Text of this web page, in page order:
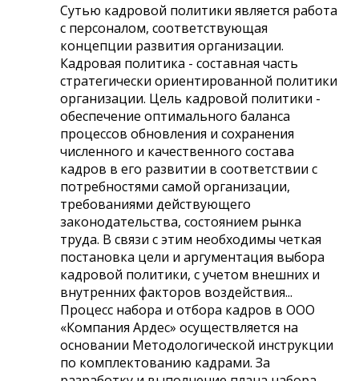
Сутью кадровой политики является работа
с персоналом, соответствующая
концепции развития организации.
Кадровая политика - составная часть
стратегически ориентированной политики
организации. Цель кадровой политики -
обеспечение оптимального баланса
процессов обновления и сохранения
численного и качественного состава
кадров в его развитии в соответствии с
потребностями самой организации,
требованиями действующего
законодательства, состоянием рынка
труда. В связи с этим необходимы четкая
постановка цели и аргументация выбора
кадровой политики, с учетом внешних и
внутренних факторов воздействия...
Процесс набора и отбора кадров в ООО
«Компания Ардес» осуществляется на
основании Методологической инструкции
по комплектованию кадрами. За